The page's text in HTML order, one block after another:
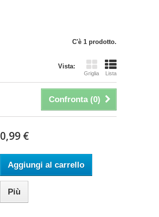
C'è 1 prodotto.
Vista:
Griglia Lista
Confronta (0)
0,99 €
Aggiungi al carrello
Più